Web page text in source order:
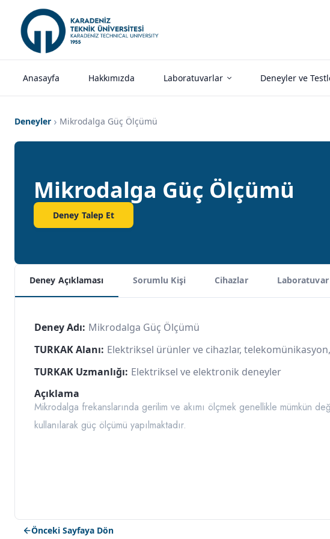
Anasayfa Hakkımızda Laboratuvarlar Deneyler ve
Deneyler Mikrodalga Güç Ölçümü
Mikrodalga Güç Ölçümü
Deney Talep Et
Deney Açıklaması Sorumlu Kişi Cihazlar Laboratuvar
Deney Adı: Mikrodalga Güç Ölçümü
TURKAK Alanı: Elektriksel ürünler ve cihazlar,
TURKAK Uzmanlığı: Elektriksel ve elektronik deneyler
Açıklama
Mikrodalga frekanslarında gerilim ve akımı ölçmek genellikle mümkün
kullanılarak güç ölçümü yapılmaktadır.
Önceki Sayfaya Dön